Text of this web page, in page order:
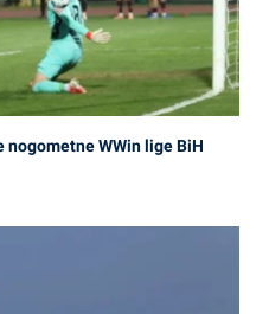
nogometne WWin lige BiH